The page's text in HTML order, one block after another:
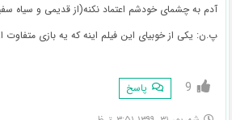
آدم به چشمای خودشم اعتماد نکنه(از قدیمی و سیاه
پ.ن: یکی از خوبیای این فیلم اینه که یه بازی متفاوت
9 پاسخ